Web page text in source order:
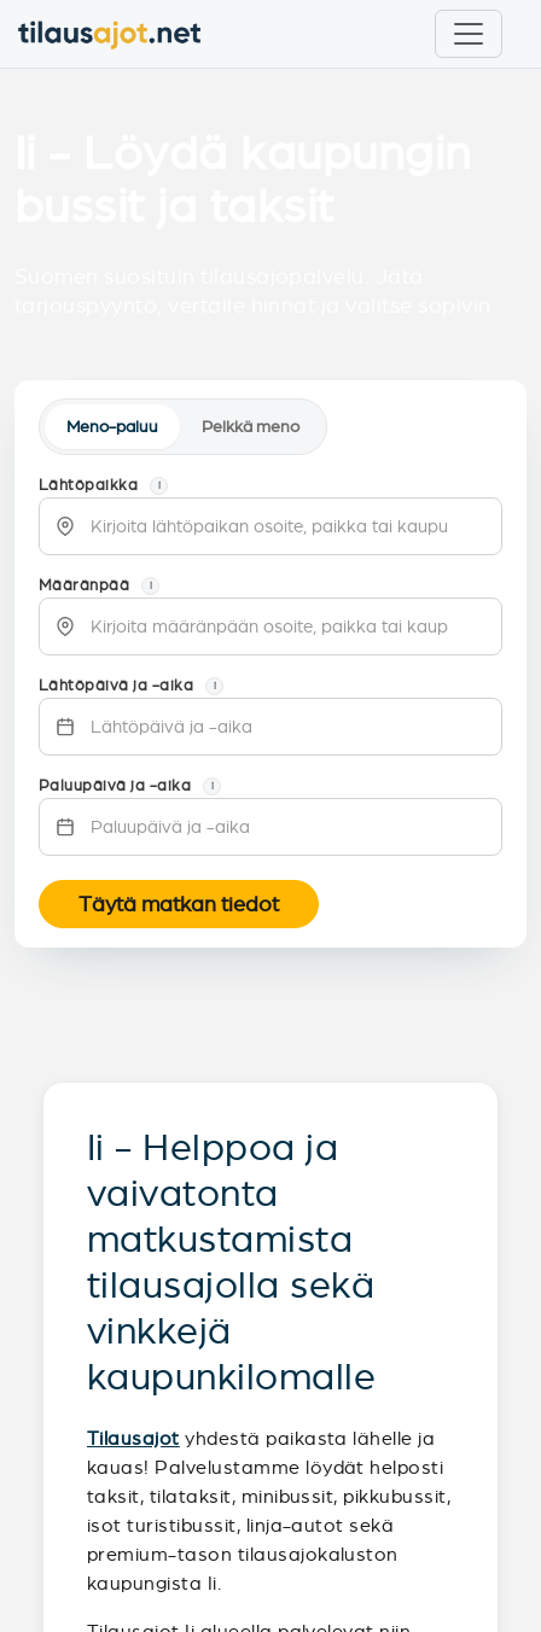
Meno-paluu Pelkkä meno
Lähtöpaikka i
Määränpää i
Lähtöpäivä ja -aika i
Paluupäivä ja -aika i
Täytä matkan tiedot
Ii - Helppoa ja
vaivatonta
matkustamista
tilausajolla sekä
vinkkejä
kaupunkilomalle
Tilausajot yhdestä paikasta lähelle ja
kauas! Palvelustamme löydät helposti
taksit, tilataksit, minibussit, pikkubussit,
isot turistibussit, linja-autot sekä
premium-tason tilausajokaluston
kaupungista Ii.